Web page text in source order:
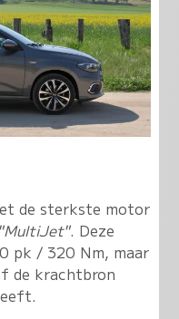
de sterkste motor
"MultiJet". Deze
pk / 320 Nm, maar
de krachtbron